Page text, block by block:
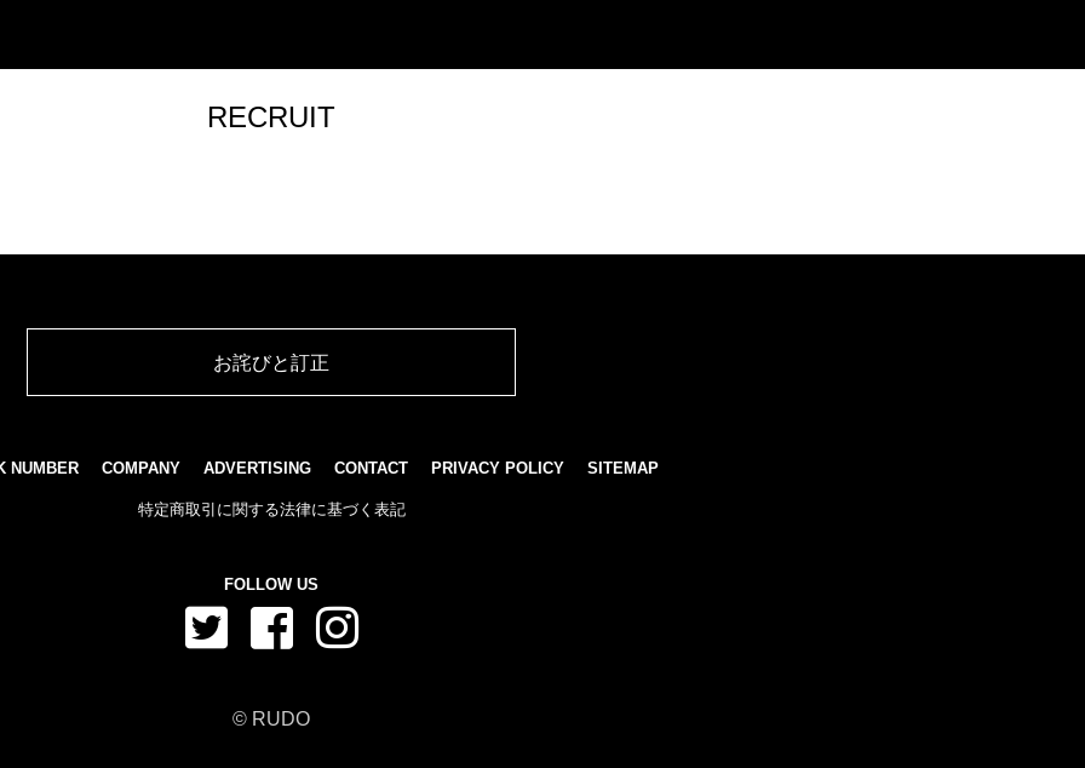
RECRUIT
お詫びと訂正
NUMBER COMPANY ADVERTISING CONTACT PRIVACY POLICY SITEMAP
特定商取引に関する法律に基づく表記
FOLLOW US
© RUDO